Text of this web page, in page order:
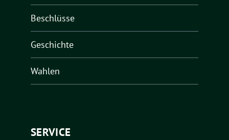
Beschlüsse
Geschichte
Wahlen
SERVICE